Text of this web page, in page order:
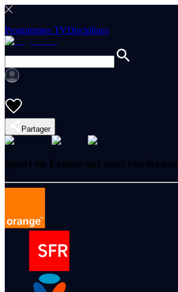
Programmes TVDisciplines
Partager
Sport en France sur tous vos écrans